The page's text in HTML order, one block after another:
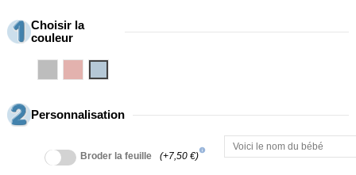
Choisir la
couleur
Personnalisation
Broder la feuille (+7,50 €)
info